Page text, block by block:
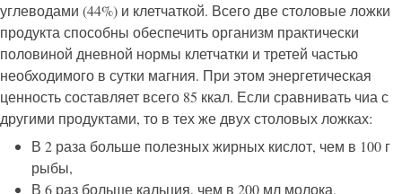
углеводами (44%) и клетчаткой. Всего две столовые ложки
продукта способны обеспечить организм практически
половиной дневной нормы клетчатки и третей частью
необходимого в сутки магния. При этом энергетическая
ценность составляет всего 85 ккал. Если сравнивать чиа с
другими продуктами, то в тех же двух столовых ложках:
В 2 раза больше полезных жирных кислот, чем в 100 г
рыбы,
В 6 раз больше кальция, чем в 200 мл молока,